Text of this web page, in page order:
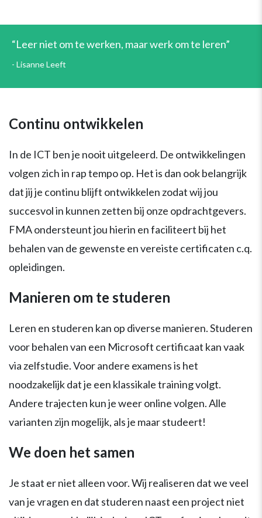
“Leer niet om te werken, maar werk om te leren”
Lisanne Leeft
Continu ontwikkelen
In de ICT ben je nooit uitgeleerd. De ontwikkelingen
volgen zich in rap tempo op. Het is dan ook belangrijk
dat jij je continu blijft ontwikkelen zodat wij jou
succesvol in kunnen zetten bij onze opdrachtgevers.
FMA ondersteunt jou hierin en faciliteert bij het
behalen van de gewenste en vereiste certificaten c.q.
opleidingen.
Manieren om te studeren
Leren en studeren kan op diverse manieren. Studeren
voor behalen van een Microsoft certificaat kan vaak
via zelfstudie. Voor andere examens is het
noodzakelijk dat je een klassikale training volgt.
Andere trajecten kun je weer online volgen. Alle
varianten zijn mogelijk, als je maar studeert!
We doen het samen
Je staat er niet alleen voor. Wij realiseren dat we veel
van je vragen en dat studeren naast een project niet